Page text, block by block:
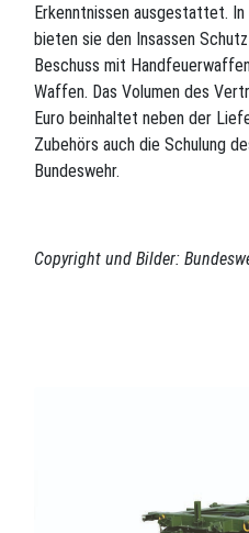
Erkenntnissen ausgestattet.
bieten sie den Insassen
Beschuss mit
Waffen. Das Volumen des
Euro beinhaltet neben der
Zubehörs auch die Schulung
Bundeswehr.
Copyright und Bilder: